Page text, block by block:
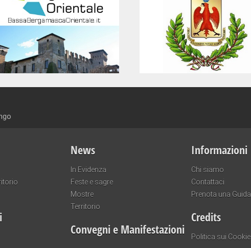
News
In Evidenza
Feste e sagre
Mostre
Territorio
Convegni e Manifestazioni
Informazioni
Chi siamo
Contattaci
Prenota una Guida
Credits
Politica sui Cookie